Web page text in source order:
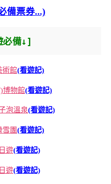
備票券...)
必備↓]
術館(看遊記)
博物館(看遊記)
泡溫泉(看遊記)
雪團(看遊記)
遊(看遊記)
遊(看遊記)